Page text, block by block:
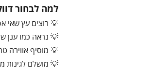
למה לבחור
💡 רוצים עץ שאי
💡 נראה כמו ענן
💡 מוסיף אווירה
💡 מושלם לגינות